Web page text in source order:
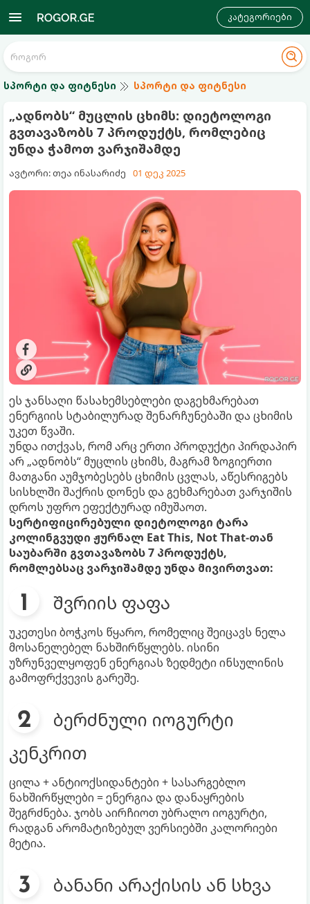
კატეგორიები
სპორტი და ფიტნესი სპორტი და ფიტნესი
„ადნობს“ მუცლის ცხიმს: დიეტოლოგი
გვთავაზობს 7 პროდუქტს, რომლებიც
უნდა ჭამოთ ვარჯიშამდე
ავტორი: თეა ინასარიძე 01 დეკ 2025
ეს ჯანსაღი წასახემსებლები დაგეხმარებათ
ენერგიის სტაბილურად შენარჩუნებაში და ცხიმის
უკეთ წვაში.
უნდა ითქვას, რომ არც ერთი პროდუქტი პირდაპირ
არ „ადნობს“ მუცლის ცხიმს, მაგრამ ზოგიერთი
მათგანი აუმჯობესებს ცხიმის ცვლას, აწესრიგებს
სისხლში შაქრის დონეს და გეხმარებათ ვარჯიშის
დროს უფრო ეფექტურად იმუშაოთ.
სერტიფიცირებული დიეტოლოგი ტარა
კოლინგვუდი ჟურნალ Eat This, Not That-თან
საუბარში გვთავაზობს 7 პროდუქტს,
რომლებსაც ვარჯიშამდე უნდა მივირთვათ:
შვრიის ფაფა
უკეთესი ბოჭკოს წყარო, რომელიც შეიცავს ნელა
მოსანელებელ ნახშირწყლებს. ისინი
უზრუნველყოფენ ენერგიას ზედმეტი ინსულინის
გამოფრქვევის გარეშე.
ბერძნული იოგურტი
კენკრით
ცილა + ანტიოქსიდანტები + სასარგებლო
ნახშირწყლები = ენერგია და დანაყრების
შეგრძნება. ჯობს აირჩიოთ უბრალო იოგურტი,
რადგან არომატიზებულ ვერსიებში კალორიები
მეტია.
ბანანი არაქისის ან სხვა